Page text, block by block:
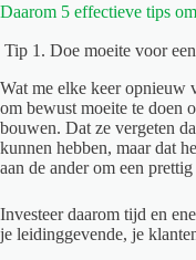
Daarom 5 effectieve tips
Tip 1. Doe moeite voor
Wat me elke keer opnieuw
om bewust moeite te doen
bouwen. Dat ze vergeten
kunnen hebben, maar dat
aan de ander om een
Investeer daarom tijd en
je leidinggevende, je